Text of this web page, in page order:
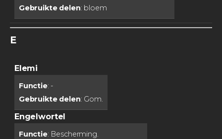
Gebruikte delen: bloem
E
Elemi
Functie: -
Gebruikte delen: Gom.
Engelwortel
Functie: Bescherming.